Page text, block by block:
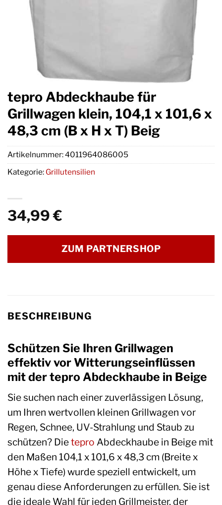
tepro Abdeckhaube für
Grillwagen klein, 104,1 x 101,6 x
48,3 cm (B x H x T) Beig
34,99€
ZUM PARTNERSHOP
Artikelnummer:4011964086005
Kategorie: Grillutensilien
BESCHREIBUNG
Schützen Sie Ihren Grillwagen
effektiv vor Witterungseinflüssen
mit der tepro Abdeckhaube in Beige
Sie suchen nach einer zuverlässigen Lösung,
um Ihren wertvollen kleinen Grillwagen vor
Regen, Schnee, UV-Strahlung und Staub zu
schützen? Dietepro Abdeckhaube in Beige mit
den Maßen 104,1 x 101,6 x 48,3 cm (Breite x
Höhe x Tiefe) wurde speziell entwickelt, um
genau diese Anforderungen zu erfüllen. Sie ist
die ideale Wahl für jeden Grillmeister, der